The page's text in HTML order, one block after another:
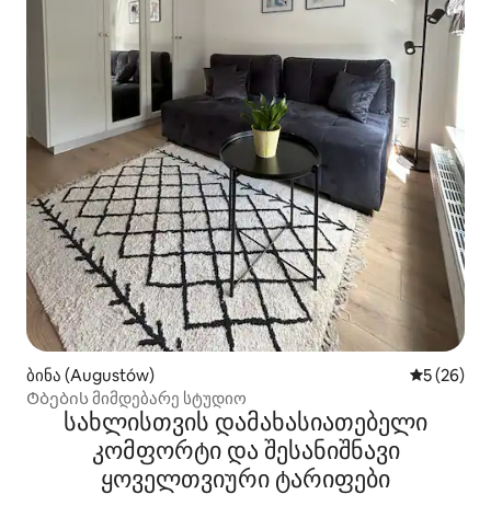
ბინა (Augustów) საშუალო
5 (26)
Ტბების მიმდებარე სტუდიო
სახლისთვის დამახასიათებელი
კომფორტი და შესანიშნავი
ყოველთვიური ტარიფები